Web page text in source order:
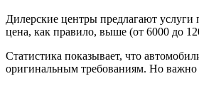
Дилерские центры предлагают
цена, как правило, выше (от 6000 до
Статистика показывает, что
оригинальным требованиям. Но важно